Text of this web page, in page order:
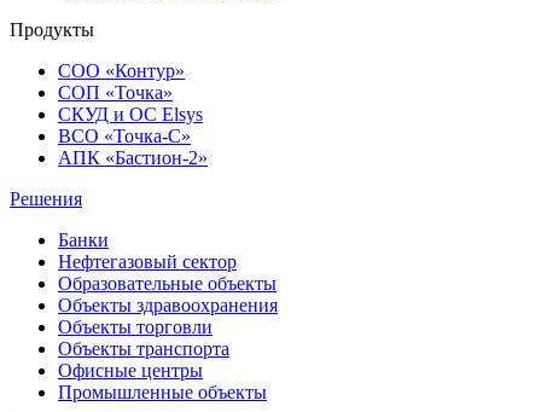
Продукты
СОО «Контур»
СОП «Точка»
СКУД и ОС Elsys
ВСО «Точка-С»
АПК «Бастион-2»
Решения
Банки
Нефтегазовый сектор
Образовательные объекты
Объекты здравоохранения
Объекты торговли
Объекты транспорта
Офисные центры
Промышленные объекты